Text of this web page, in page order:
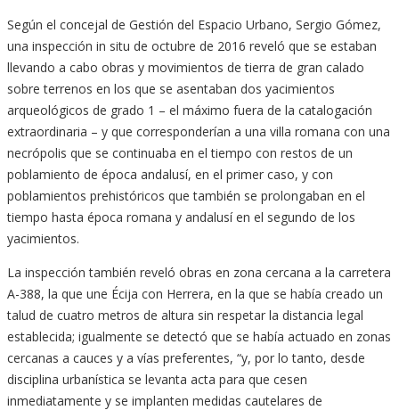
Según el concejal de Gestión del Espacio Urbano, Sergio Gómez,
una inspección in situ de octubre de 2016 reveló que se estaban
llevando a cabo obras y movimientos de tierra de gran calado
sobre terrenos en los que se asentaban dos yacimientos
arqueológicos de grado 1 – el máximo fuera de la catalogación
extraordinaria – y que corresponderían a una villa romana con una
necrópolis que se continuaba en el tiempo con restos de un
poblamiento de época andalusí, en el primer caso, y con
poblamientos prehistóricos que también se prolongaban en el
tiempo hasta época romana y andalusí en el segundo de los
yacimientos.
La inspección también reveló obras en zona cercana a la carretera
A-388, la que une Écija con Herrera, en la que se había creado un
talud de cuatro metros de altura sin respetar la distancia legal
establecida; igualmente se detectó que se había actuado en zonas
cercanas a cauces y a vías preferentes, “y, por lo tanto, desde
disciplina urbanística se levanta acta para que cesen
inmediatamente y se implanten medidas cautelares de